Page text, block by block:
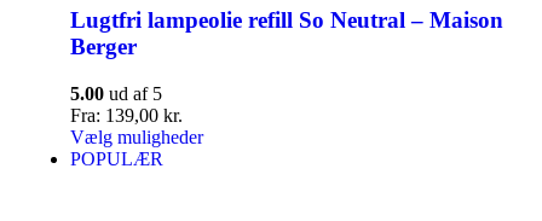
Lugtfri lampeolie refill So Neutral – Maison
Berger
5.00 ud af 5
Fra: 139,00 kr.
Vælg muligheder
POPULÆR